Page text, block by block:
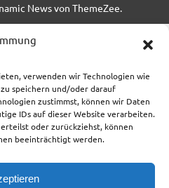
verwenden wir Technologien wie
speichern und/oder darauf
zustimmst, können wir Daten
IDs auf dieser Website verarbeiten.
oder zurückziehst, können
beeinträchtigt werden.
News von ThemeZee.